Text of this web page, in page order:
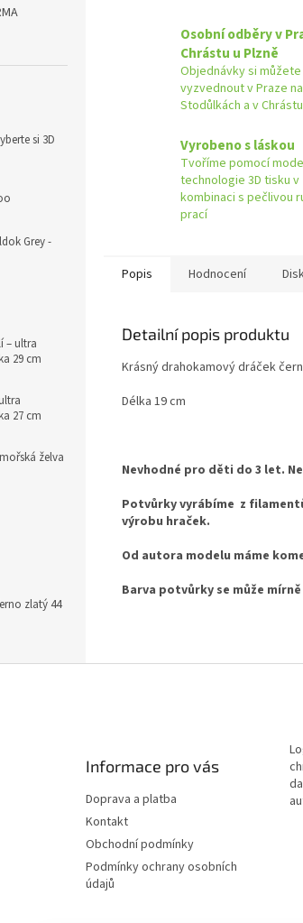
si 3D
Grey -
– ultra
29 cm
27 cm
želva
zlatý 44
Osobní odběry v
Chrástu u Plzně
Objednávky si
vyzvednout v Praze na
Stodůlkách a v
Vyrobeno s láskou
Tvoříme pomocí
technologie 3D tisku v
kombinaci s pečlivou
prací
Popis Hodnocení
Detailní popis produktu
Krásný drahokamový dráček
Délka 19 cm
Nevhodné pro děti do 3 let.
Potvůrky vyrábíme z
výrobu hraček.
Od autora modelu máme
Barva potvůrky se může
Informace pro vás
Doprava a platba
Kontakt
Obchodní podmínky
Podmínky ochrany osobních
údajů